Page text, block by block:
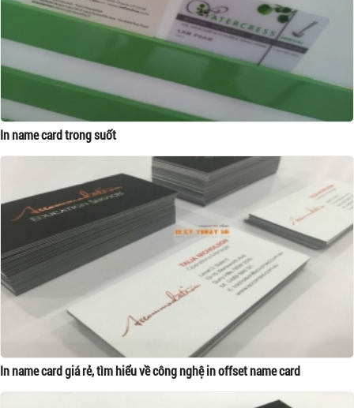
In name card trong suốt
In name card giá rẻ, tìm hiểu về công nghệ in offset name card